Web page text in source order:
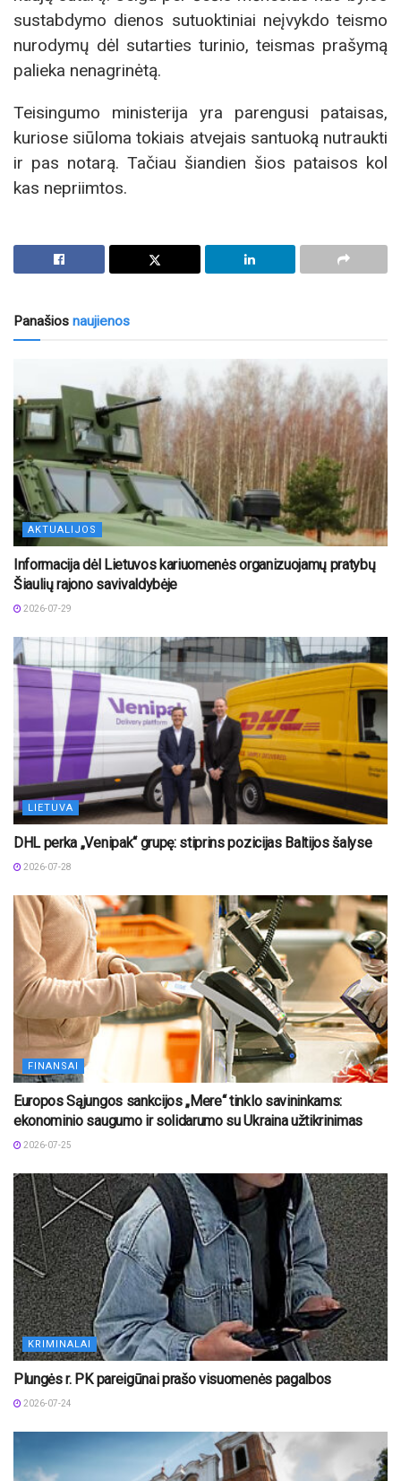
sustabdymo dienos sutuoktiniai neįvykdo teismo
nurodymų dėl sutarties turinio, teismas prašymą
palieka nenagrinėtą.
Teisingumo ministerija yra parengusi pataisas,
kuriose siūloma tokiais atvejais santuoką nutraukti
ir pas notarą. Tačiau šiandien šios pataisos kol
kas nepriimtos.
Panašios naujienos
AKTUALIJOS
Informacija dėl Lietuvos kariuomenės organizuojamų pratybų
Šiaulių rajono savivaldybėje
2026-07-29
LIETUVA
DHL perka „Venipak“ grupę: stiprins pozicijas Baltijos šalyse
2026-07-28
FINANSAI
Europos Sąjungos sankcijos „Mere“ tinklo savininkams:
ekonominio saugumo ir solidarumo su Ukraina užtikrinimas
2026-07-25
KRIMINALAI
Plungės r. PK pareigūnai prašo visuomenės pagalbos
2026-07-24